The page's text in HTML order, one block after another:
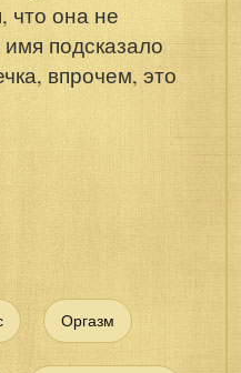
что она не
подсказало
впрочем, это
Оргазм